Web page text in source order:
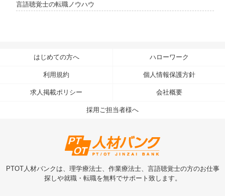
言語聴覚士の転職ノウハウ
はじめての方へ ハローワーク
利用規約 個人情報保護方針
求人掲載ポリシー 会社概要
採用ご担当者様へ
PTOT人材バンクは、理学療法士、作業療法士、言語聴覚士の方のお仕事
探しや就職・転職を無料でサポート致します。